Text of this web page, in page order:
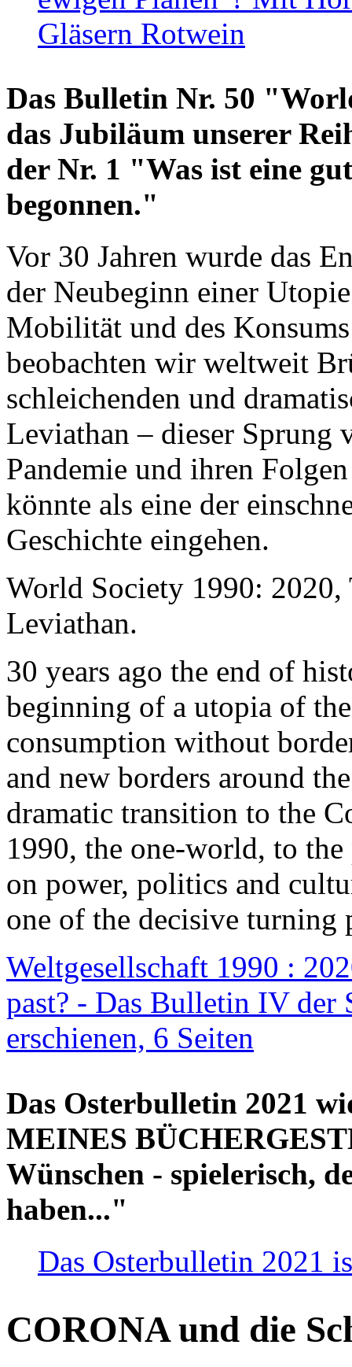
Gläsern Rotwein
Das Bulletin Nr. 50
das Jubiläum unserer
der Nr. 1 "Was ist eine
begonnen."
Vor 30 Jahren wurde das
der Neubeginn einer
Mobilität und des
beobachten wir weltweit
schleichenden und
Leviathan – dieser Sprung
Pandemie und ihren
könnte als eine der
Geschichte eingehen.
World Society 1990: 2020,
Leviathan.
30 years ago the end of
beginning of a utopia of
consumption without
and new borders around
dramatic transition to the
1990, the one-world, to the
on power, politics and
one of the decisive turning
Weltgesellschaft 1990 :
past? - Das Bulletin IV der
erschienen, 6 Seiten
Das Osterbulletin 2021
MEINES
Wünschen - spielerisch,
haben..."
Das Osterbulletin 2021
CORONA und die